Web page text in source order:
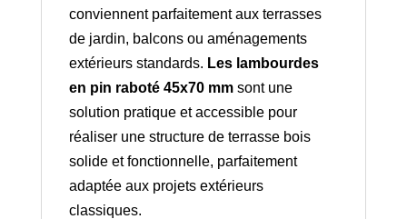
conviennent parfaitement aux terrasses
de jardin, balcons ou aménagements
extérieurs standards. Les lambourdes
en pin raboté 45x70 mmsont une
solution pratique et accessible pour
réaliser une structure de terrasse bois
solide et fonctionnelle, parfaitement
adaptée aux projets extérieurs
classiques.